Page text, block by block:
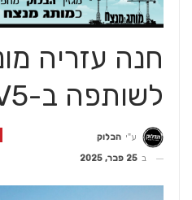
חנה עזריה
לשותפה ב-V5 אדריכלים
ע"י הבלוק
ב 25 פבר, 2025